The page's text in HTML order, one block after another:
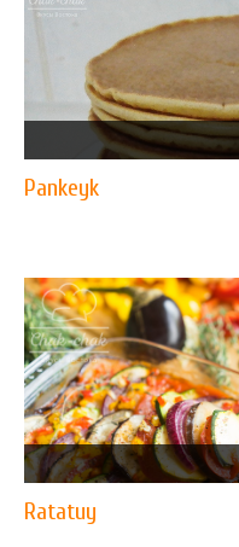
Pankeyk
Ratatuy